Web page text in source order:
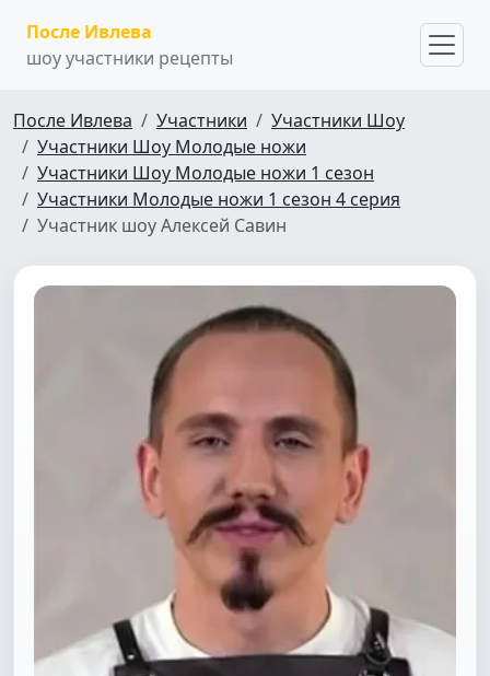
После Ивлева
шоу участники рецепты
После Ивлева Участники
Участники Шоу
Участники Шоу Молодые ножи
Участники Шоу Молодые ножи 1 сезон
Участники Молодые ножи 1 сезон 4 серия
Участник шоу Алексей Савин